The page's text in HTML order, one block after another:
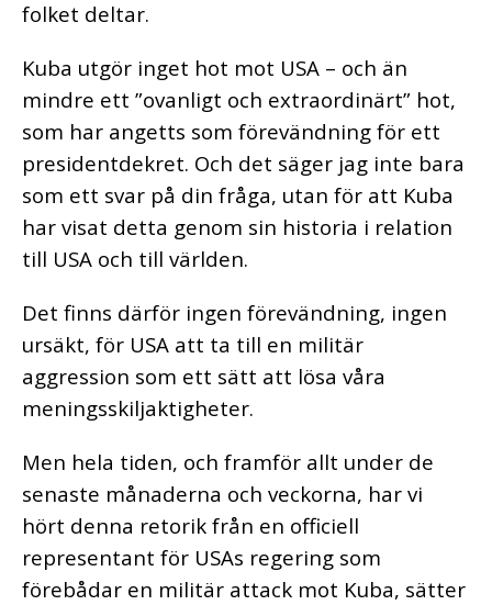
folket deltar.
Kuba utgör inget hot mot USA – och än
mindre ett ”ovanligt och extraordinärt” hot,
som har angetts som förevändning för ett
presidentdekret. Och det säger jag inte bara
som ett svar på din fråga, utan för att Kuba
har visat detta genom sin historia i relation
till USA och till världen.
Det finns därför ingen förevändning, ingen
ursäkt, för USA att ta till en militär
aggression som ett sätt att lösa våra
meningsskiljaktigheter.
Men hela tiden, och framför allt under de
senaste månaderna och veckorna, har vi
hört denna retorik från en officiell
representant för USAs regering som
förebådar en militär attack mot Kuba, sätter